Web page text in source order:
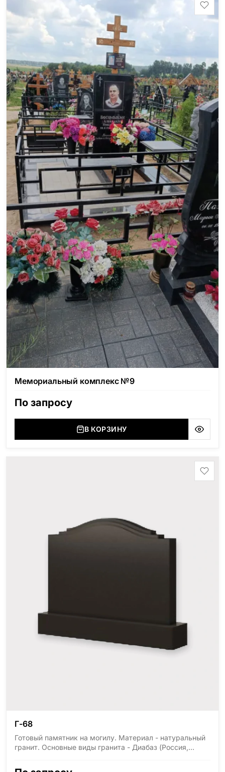
Мемориальный комплекс №9
По запросу
В КОРЗИНУ
Г-68
Готовый памятник на могилу. Материал - натуральный
гранит. Основные виды гранита - Диабаз (Россия,